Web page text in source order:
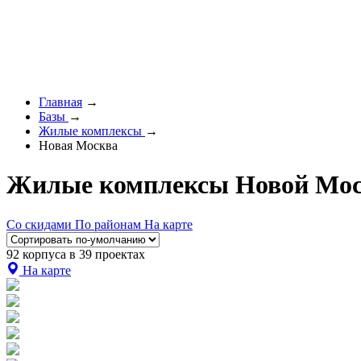
Главная →
Базы →
Жилые комплексы →
Новая Москва
Жилые комплексы Новой
Со скидами По районам На карте
92 корпуса в 39 проектах
На карте